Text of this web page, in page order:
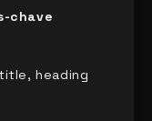
chave
heading